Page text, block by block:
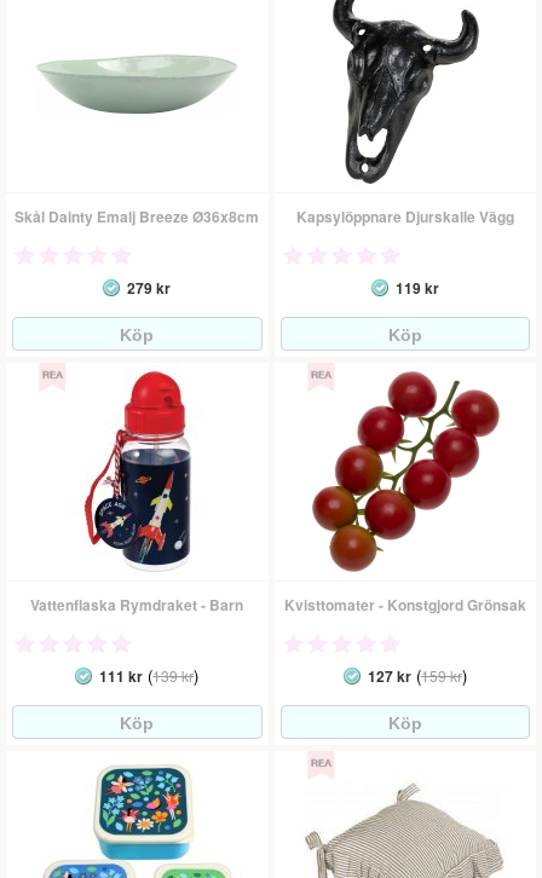
Skål Dainty Emalj Breeze Ø36x8cm
279 kr
Kapsylöppnare Djurskalle Vägg
119 kr
Vattenflaska Rymdraket - Barn
111 kr (139 kr)
Kvisttomater - Konstgjord Grönsak
127 kr(159 kr)